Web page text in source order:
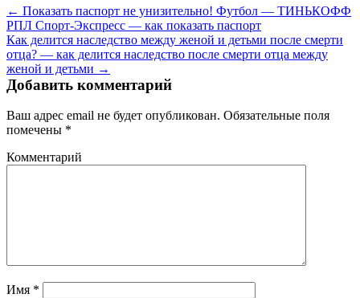
← Показать паспорт не унизительно! Футбол — ТИНЬКОФФ
РПЛ Спорт-Экспресс — как показать паспорт
Как делится наследство между женой и детьми после смерти
отца? — как делится наследство после смерти отца между
женой и детьми →
Добавить комментарий
Ваш адрес email не будет опубликован. Обязательные поля
помечены *
Комментарий
Имя *